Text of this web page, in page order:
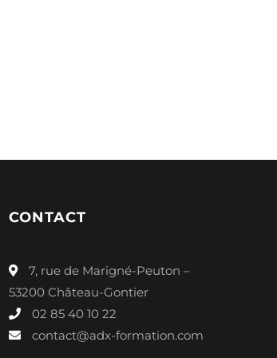
CONTACT
7, rue de Marigné-Peuton –
53200 Château-Gontier
02 85 40 10 22
contact@adx-formation.com